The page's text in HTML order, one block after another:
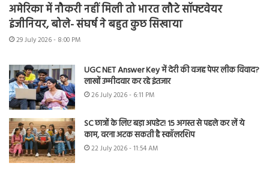
अमेरिका में नौकरी नहीं मिली तो भारत लौटे सॉफ्टवेयर
इंजीनियर, बोले- संघर्ष ने बहुत कुछ सिखाया
29 July 2026 - 8:00 PM
UGC NET Answer Key में देरी की वजह पेपर लीक विवाद?
लाखों उम्मीदवार कर रहे इंतजार
26 July 2026 - 6:11 PM
SC छात्रों के लिए बड़ा अपडेट! 15 अगस्त से पहले कर लें ये
काम, वरना अटक सकती है स्कॉलरशिप
22 July 2026 - 11:54 AM